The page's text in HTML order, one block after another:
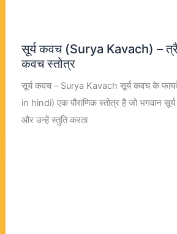
सूर्य कवच (Surya Kavach) –
कवच स्तोत्र
सूर्य कवच – Surya Kavach सूर्य कवच के
in hindi) एक पौराणिक स्तोत्र है जो भगवान सूर्य
और उन्हें स्तुति करता